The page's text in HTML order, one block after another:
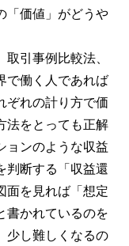
「価値」がどうや
引事例比較法、
で働く人であれば
ぞれの計り方で価
法をとっても正解
ョンのような収益
判断する「収益還
面を見れば「想定
書かれているのを
少し難しくなるの